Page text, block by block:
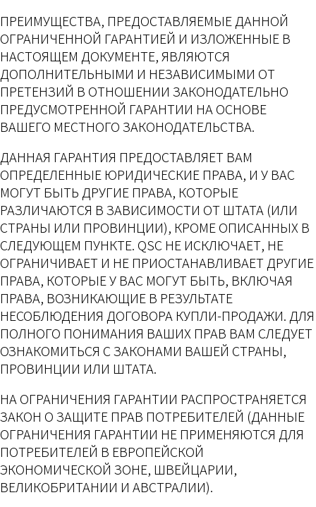
ПРЕИМУЩЕСТВА, ПРЕДОСТАВЛЯЕМЫЕ ДАННОЙ
ОГРАНИЧЕННОЙ ГАРАНТИЕЙ И ИЗЛОЖЕННЫЕ В
НАСТОЯЩЕМ ДОКУМЕНТЕ, ЯВЛЯЮТСЯ
ДОПОЛНИТЕЛЬНЫМИ И НЕЗАВИСИМЫМИ ОТ
ПРЕТЕНЗИЙ В ОТНОШЕНИИ ЗАКОНОДАТЕЛЬНО
ПРЕДУСМОТРЕННОЙ ГАРАНТИИ НА ОСНОВЕ
ВАШЕГО МЕСТНОГО ЗАКОНОДАТЕЛЬСТВА.
ДАННАЯ ГАРАНТИЯ ПРЕДОСТАВЛЯЕТ ВАМ
ОПРЕДЕЛЕННЫЕ ЮРИДИЧЕСКИЕ ПРАВА, И У ВАС
МОГУТ БЫТЬ ДРУГИЕ ПРАВА, КОТОРЫЕ
РАЗЛИЧАЮТСЯ В ЗАВИСИМОСТИ ОТ ШТАТА (ИЛИ
СТРАНЫ ИЛИ ПРОВИНЦИИ), КРОМЕ ОПИСАННЫХ В
СЛЕДУЮЩЕМ ПУНКТЕ. QSC НЕ ИСКЛЮЧАЕТ, НЕ
ОГРАНИЧИВАЕТ И НЕ ПРИОСТАНАВЛИВАЕТ ДРУГИЕ
ПРАВА, КОТОРЫЕ У ВАС МОГУТ БЫТЬ, ВКЛЮЧАЯ
ПРАВА, ВОЗНИКАЮЩИЕ В РЕЗУЛЬТАТЕ
НЕСОБЛЮДЕНИЯ ДОГОВОРА КУПЛИ-ПРОДАЖИ. ДЛЯ
ПОЛНОГО ПОНИМАНИЯ ВАШИХ ПРАВ ВАМ СЛЕДУЕТ
ОЗНАКОМИТЬСЯ С ЗАКОНАМИ ВАШЕЙ СТРАНЫ,
ПРОВИНЦИИ ИЛИ ШТАТА.
НА ОГРАНИЧЕНИЯ ГАРАНТИИ РАСПРОСТРАНЯЕТСЯ
ЗАКОН О ЗАЩИТЕ ПРАВ ПОТРЕБИТЕЛЕЙ (ДАННЫЕ
ОГРАНИЧЕНИЯ ГАРАНТИИ НЕ ПРИМЕНЯЮТСЯ ДЛЯ
ПОТРЕБИТЕЛЕЙ В ЕВРОПЕЙСКОЙ
ЭКОНОМИЧЕСКОЙ ЗОНЕ, ШВЕЙЦАРИИ,
ВЕЛИКОБРИТАНИИ И АВСТРАЛИИ).